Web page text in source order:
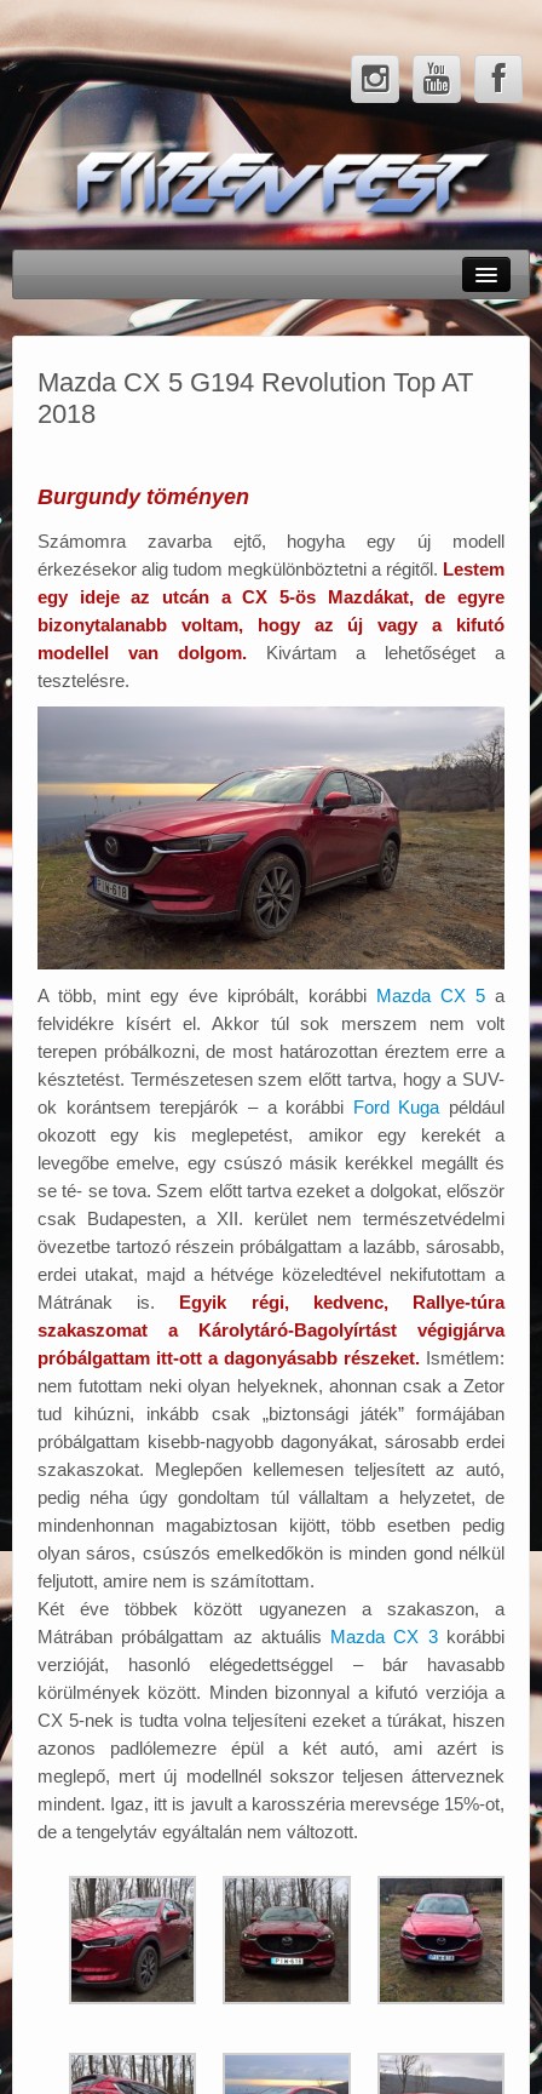
Rendezvényeink
Tesztek
Hírek
Partnerek
Elérhetőségek
Mazda CX 5 G194 Revolution Top AT
2018
Burgundy töményen
Számomra zavarba ejtő, hogyha egy új modell
érkezésekor alig tudom megkülönböztetni a régitől. Lestem
egy ideje az utcán a CX 5-ös Mazdákat, de egyre
bizonytalanabb voltam, hogy az új vagy a kifutó
modellel van dolgom.Kivártam a lehetőséget a
tesztelésre.
A több, mint egy éve kipróbált, korábbi Mazda CX 5 a
felvidékre kísért el. Akkor túl sok merszem nem volt
terepen próbálkozni, de most határozottan éreztem erre a
késztetést. Természetesen szem előtt tartva, hogy a SUV-
ok korántsem terepjárók – a korábbi Ford Kugapéldául
okozott egy kis meglepetést, amikor egy kerekét a
levegőbe emelve, egy csúszó másik kerékkel megállt és
se té- se tova. Szem előtt tartva ezeket a dolgokat, először
csak Budapesten, a XII. kerület nem természetvédelmi
övezetbe tartozó részein próbálgattam a lazább, sárosabb,
erdei utakat, majd a hétvége közeledtével nekifutottam a
Mátrának is. Egyik régi, kedvenc, Rallye-túra
szakaszomat a Károlytáró-Bagolyírtást végigjárva
próbálgattam itt-ott a dagonyásabb részeket. Ismétlem:
nem futottam neki olyan helyeknek, ahonnan csak a Zetor
tud kihúzni, inkább csak „biztonsági játék” formájában
próbálgattam kisebb-nagyobb dagonyákat, sárosabb erdei
szakaszokat. Meglepően kellemesen teljesített az autó,
pedig néha úgy gondoltam túl vállaltam a helyzetet, de
mindenhonnan magabiztosan kijött, több esetben pedig
olyan sáros, csúszós emelkedőkön is minden gond nélkül
feljutott, amire nem is számítottam.
Két éve többek között ugyanezen a szakaszon, a
Mátrában próbálgattam az aktuális Mazda CX 3korábbi
verzióját, hasonló elégedettséggel – bár havasabb
körülmények között. Minden bizonnyal a kifutó verziója a
CX 5-nek is tudta volna teljesíteni ezeket a túrákat, hiszen
azonos padlólemezre épül a két autó, ami azért is
meglepő, mert új modellnél sokszor teljesen átterveznek
mindent. Igaz, itt is javult a karosszéria merevsége 15%-ot,
de a tengelytáv egyáltalán nem változott.